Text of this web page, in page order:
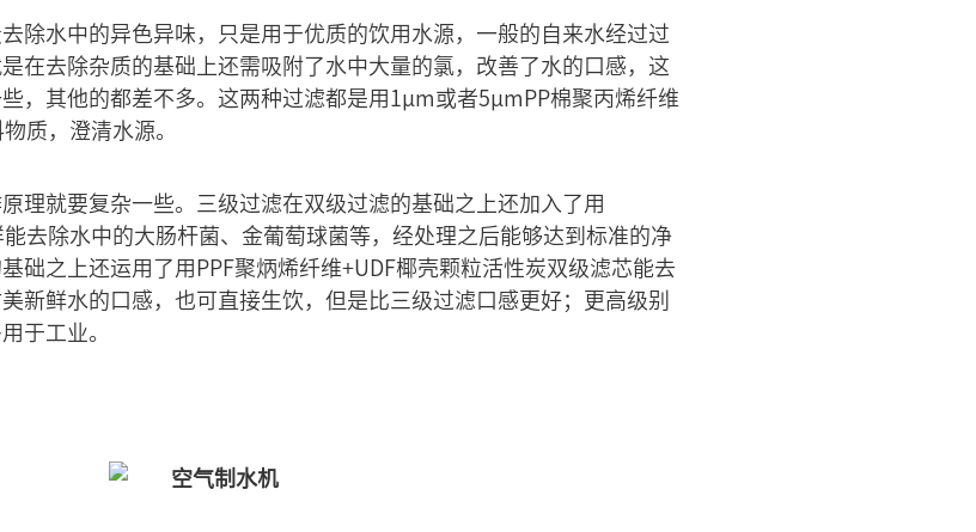
除水中的异色异味，只是用于优质的饮用水源，一般的自来水经过过
在去除杂质的基础上还需吸附了水中大量的氯，改善了水的口感，这
，其他的都差不多。这两种过滤都是用1μm或者5μmPP棉聚丙烯纤维
质，澄清水源。
理就要复杂一些。三级过滤在双级过滤的基础之上还加入了用
去除水中的大肠杆菌、金葡萄球菌等，经处理之后能够达到标准的净
础之上还运用了用PPF聚炳烯纤维+UDF椰壳颗粒活性炭双级滤芯能去
新鲜水的口感，也可直接生饮，但是比三级过滤口感更好；更高级别
于工业。